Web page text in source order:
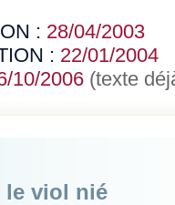
: 28/04/2003
: 22/01/2004
10/2006(texte
le viol nié